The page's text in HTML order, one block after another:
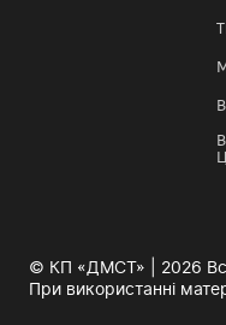
© КП «ДМСТ» | 2026
При використанні